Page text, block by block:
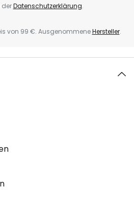
derDatenschutzerklärung.
von 99 €. AusgenommeneHersteller.